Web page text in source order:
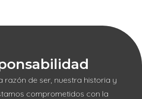
razón de ser, nuestra historia y
comprometidos con la